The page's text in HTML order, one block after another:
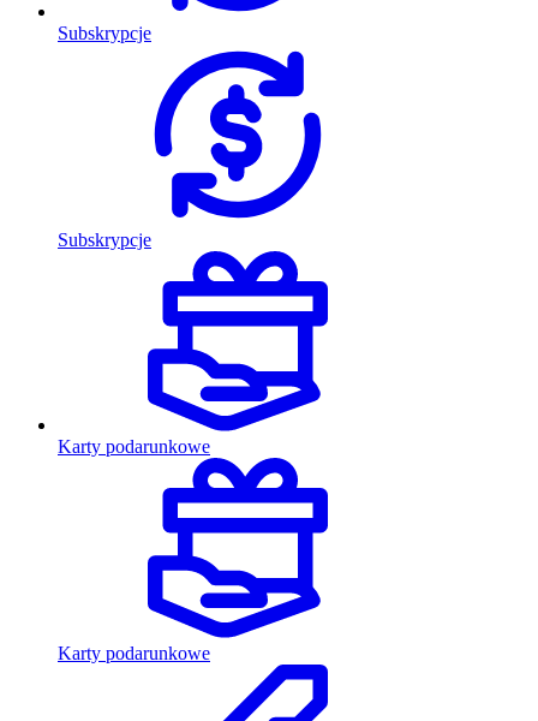
Subskrypcje
Subskrypcje
Karty podarunkowe
Karty podarunkowe